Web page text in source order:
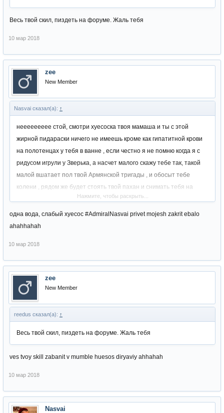
Весь твой скил, пиздеть на форуме. Жаль тебя
10 мар 2018
zee
New Member
Nasvai сказал(а): ↑
неееееееее стой, смотри хуесоска твоя мамаша и ты с этой
жирной пидараски ничего не имеешь кроме как гипатитной крови
на полотенцах у тебя в ванне , если честно я не помню когда я с
ридусом игрули у Зверька, а насчет малого скажу тебе так, такой
малой вшатает пол твой Армянской тригады , и обосыт тебе
колени , рядом же будет стоять твой пахан и снимать тебя на
Нажмите, чтобы раскрыть...
одна вода, слабый хуесос #AdmiralNasvai privet mojesh zakrit ebalo
ahahhahah
10 мар 2018
zee
New Member
reedus сказал(а): ↑
Весь твой скил, пиздеть на форуме. Жаль тебя
ves tvoy skill zabanit v mumble huesos diryaviy ahhahah
10 мар 2018
Nasvai